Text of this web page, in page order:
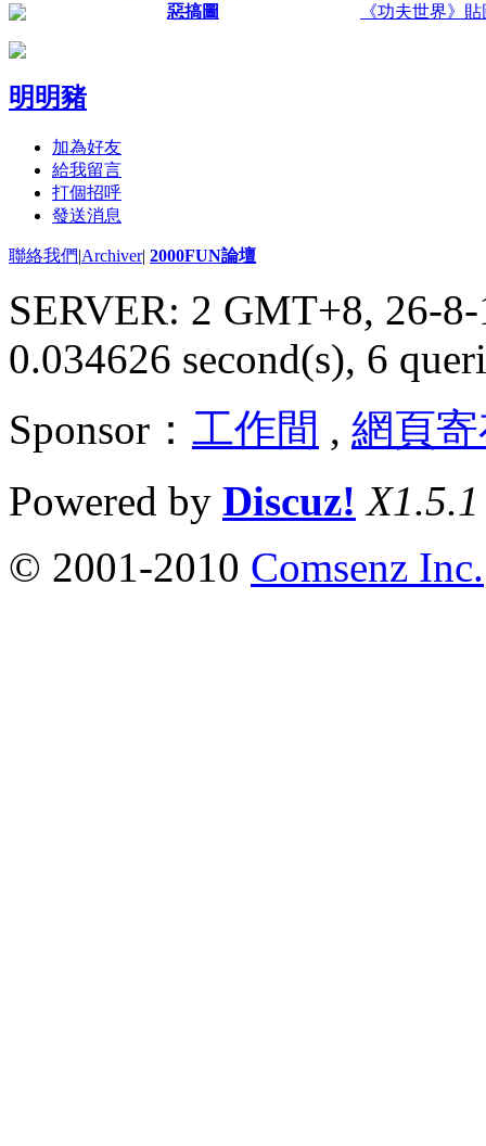
惡搞圖
《功夫世界》
明明豬
加為好友
給我留言
打個招呼
發送消息
聯絡我們|Archiver| 2000FUN論壇
SERVER: 2 GMT+8, 26-
0.034626 second(s), 6
Sponsor： 工作間 , 網頁
Powered by Discuz! X1.5.1
© 2001-2010 Comsenz Inc.